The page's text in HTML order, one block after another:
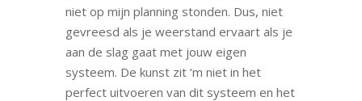
niet op mijn planning stonden. Dus, niet
gevreesd als je weerstand ervaart als je
aan de slag gaat met jouw eigen
systeem. De kunst zit ‘m niet in het
perfect uitvoeren van dit systeem en het